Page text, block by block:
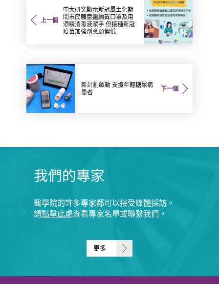
上一個
中大研究顯示新冠風土化期
間市民願意繼續戴口罩及用
酒精消毒液潔手 但接種新冠
疫苗加強劑意願偏低
下一個
新計劃啟動 支援年輕糖尿病
患者
我們的專家
醫學院的許多專家都可以接受媒體採訪。
請點擊此處查看專家名單或聯繫我們。
更多